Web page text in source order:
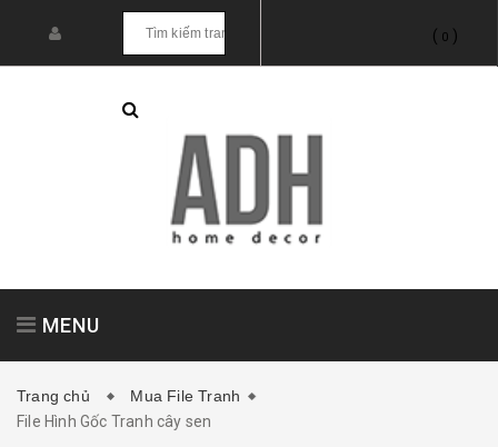
( 0 )
MENU
Tranh treo tường
Trang chủ
Mua File Tranh
File Hình Gốc Tranh cây sen